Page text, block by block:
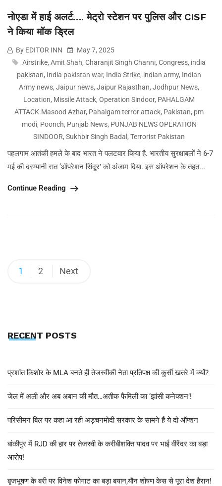
नोएडा में हाई अलर्ट…. मेट्रो स्टेशन पर पुलिस और CISF
ने किया मॉक ड्रिल
By EDITOR INN
May 7, 2025
Airstrike, Amit Shah, Charanjit Singh Channi, Congress, india
pakistan, India pakistan war, India Strike, indian army, Indian
Army news, Jaipur news, Jaipur Rajasthan, Jodhpur News,
Location, Missile Attack, Operation Sindoor, PAHALGAM
ATTACK.Masood Azhar, Pahalgam terror attack, Pakistan, pm
modi, Poonch, Punjab News, PUNJAB NEWS OPERATION
SINDOOR, Sukhbir Singh Badal , Terrorist Pakistan
पहलगाम आतंकी हमले के बाद भारत ने पलटवार किया है. भारतीय सुरक्षाबलों ने 6-7
मई की दरम्यानी रात ‘ऑपरेशन सिंदूर’ को अंजाम दिया. इस ऑपरेशन के तहत...
Continue Reading
1 2 Next
RECENT POSTS
प्रशांत किशोर के MLA बनते ही तेजस्वीकी नेता प्रतिपक्ष की कुर्सी खतरे में क्यों?
जेल में अली और अब अबान की मौत…अतीक फैमिली का ‘झांसी कनेक्शन’!
परिसीमन बिल पर कहा आ रही अड़चनमोदी सरकार के सामने हैं ये दो ऑप्शन
बांकीपुर में RJD की हार पर तेजस्वी के करीबीशक्ति यादव पर भाई वीरेंदर का बड़ा
आरोप!
बृजभूषण के बरी पर विनेश फोगाट का बड़ा बयान,यौन शोषण केस से पूरा देश हैरान!